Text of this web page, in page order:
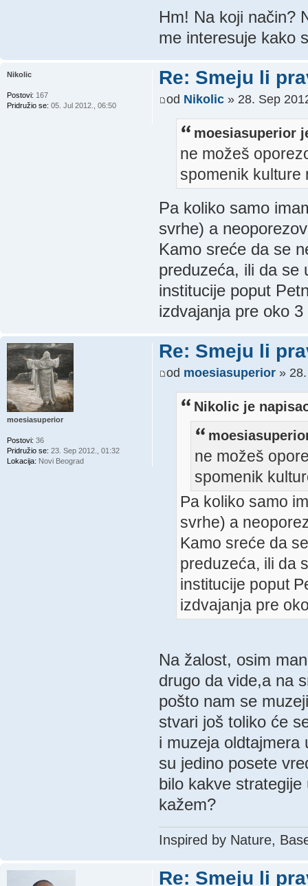
Hm! Na koji način?
me interesuje kako
Re: Smeju li
od Nikolic» 28. Sep
moesiasuperior
ne možeš
spomenik kulture
Pa koliko samo
svrhe) a
Kamo sreće da se
preduzeća, ili da se
institucije poput
izdvajanja pre oko 3
Nikolic
Postovi: 167
Pridružio se: 05. Jul 2012., 06:50
Re: Smeju li
od moesiasuperior» 28.
Nikolic je
ne možeš
spomenik
Pa koliko samo
svrhe) a
Kamo sreće da
preduzeća, ili da
institucije poput
izdvajanja pre
Na žalost, osim
drugo da vide,a na
pošto nam se
stvari još toliko će
i muzeja oldtajmera
su jedino posete
bilo kakve
kažem?
Inspired by Nature,
moesiasuperior
Postovi: 36
Pridružio se: 23. Sep 2012., 01:32
Lokacija: Novi Beograd
Re: Smeju li